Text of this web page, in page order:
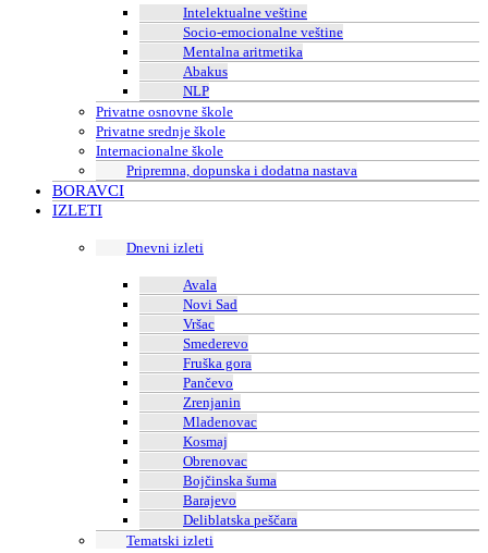
Intelektualne veštine
Socio-emocionalne veštine
Mentalna aritmetika
Abakus
NLP
Privatne osnovne škole
Privatne srednje škole
Internacionalne škole
Pripremna, dopunska i dodatna nastava
BORAVCI
IZLETI
Dnevni izleti
Avala
Novi Sad
Vršac
Smederevo
Fruška gora
Pančevo
Zrenjanin
Mladenovac
Kosmaj
Obrenovac
Bojčinska šuma
Barajevo
Deliblatska peščara
Tematski izleti